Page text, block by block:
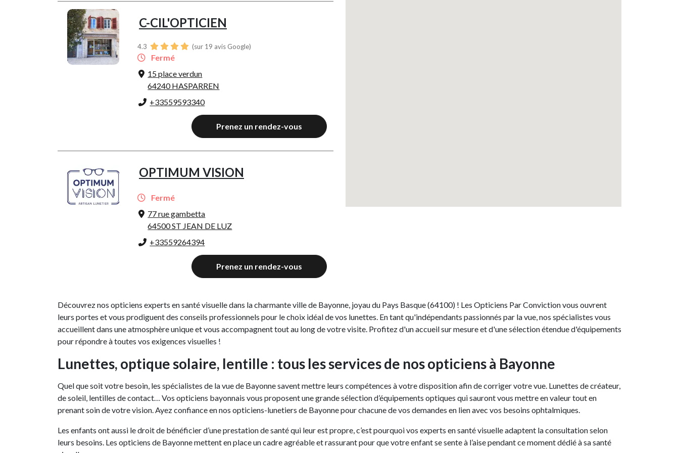
C-CIL'OPTICIEN
4.3 (sur 19 avis Google)
Fermé
15 place verdun
64240 HASPARREN
+33559593340
Prenez un rendez-vous
OPTIMUM VISION
Fermé
77 rue gambetta
64500 ST JEAN DE LUZ
+33559264394
Prenez un rendez-vous
Découvrez nos opticiens experts en santé visuelle dans la charmante ville de Bayonne, joyau du Pays Basque (64100) ! Les Opticiens Par Conviction vous ouvrent
leurs portes et vous prodiguent des conseils professionnels pour le choix idéal de vos lunettes. En tant qu'indépendants passionnés par la vue, nos spécialistes vous
accueillent dans une atmosphère unique et vous accompagnent tout au long de votre visite. Profitez d'un accueil sur mesure et d'une sélection étendue d'équipements
pour répondre à toutes vos exigences visuelles !
Lunettes, optique solaire, lentille : tous les services de nos opticiens à Bayonne
Quel que soit votre besoin, les spécialistes de la vue de Bayonne savent mettre leurs compétences à votre disposition afin de corriger votre vue. Lunettes de créateur,
de soleil, lentilles de contact… Vos opticiens bayonnais vous proposent une grande sélection d’équipements optiques qui sauront vous mettre en valeur tout en
prenant soin de votre vision. Ayez confiance en nos opticiens-lunetiers de Bayonne pour chacune de vos demandes en lien avec vos besoins ophtalmiques.
Les enfants ont aussi le droit de bénéficier d’une prestation de santé qui leur est propre, c’est pourquoi vos experts en santé visuelle adaptent la consultation selon
leurs besoins. Les opticiens de Bayonne mettent en place un cadre agréable et rassurant pour que votre enfant se sente à l’aise pendant ce moment dédié à sa santé